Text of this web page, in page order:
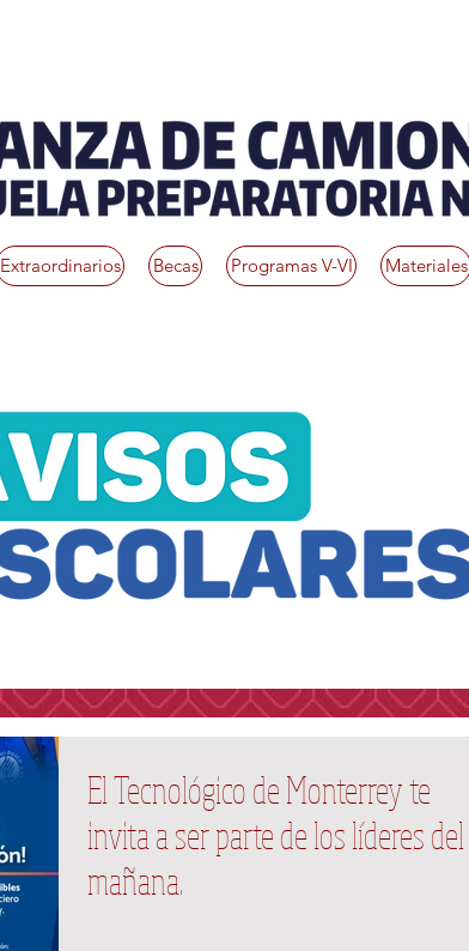
Extraordinarios Becas Programas V-VI Materiales
El Tecnológico de Monterrey te
invita a ser parte de los líderes del
mañana.